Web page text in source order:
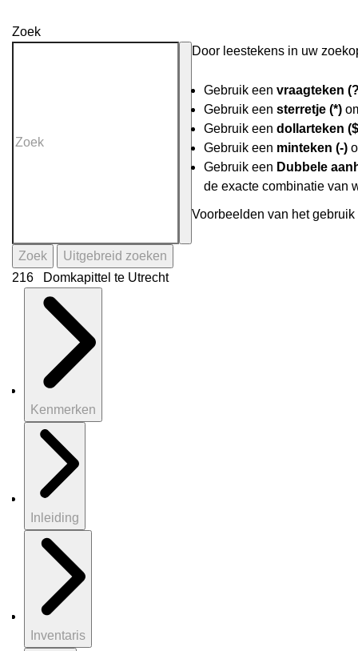
Zoek
Door leestekens in uw
Gebruik een vraagteken
Gebruik een sterretje (*)
Gebruik een dollarteken
Gebruik een minteken (-)
Gebruik een Dubbele
de exacte combinatie van
Voorbeelden van het
Zoek
Uitgebreid zoeken
216 Domkapittel te Utrecht
Kenmerken
Inleiding
Inventaris